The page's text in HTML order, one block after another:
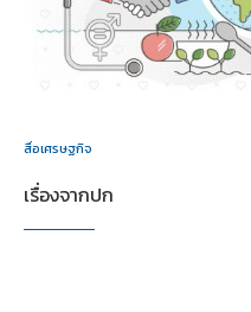
สื่อเศรษฐกิจ
เรื่องจากปก